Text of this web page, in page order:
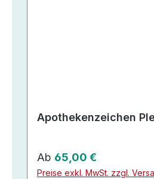
Apothekenzeichen
Regulärer Preis:
Ab 65,00 €
Preise exkl. MwSt. zzgl.